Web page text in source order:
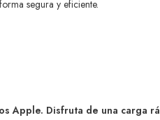
segura y eficiente.
Apple. Disfruta de una